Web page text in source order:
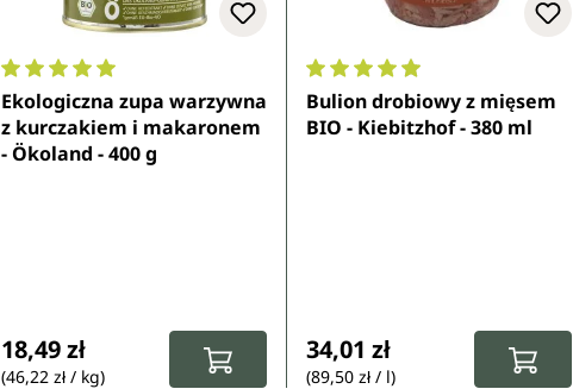
Średnia ocena 5 z 5 gwiazdek
Ekologiczna zupa warzywna
z kurczakiem i makaronem
- Ökoland - 400 g
18,49 zł
(46,22 zł / kg)
Średnia ocena 4.9 z 5 gwiazdek
Bulion drobiowy z mięsem
BIO - Kiebitzhof - 380 ml
34,01 zł
(89,50 zł / l)